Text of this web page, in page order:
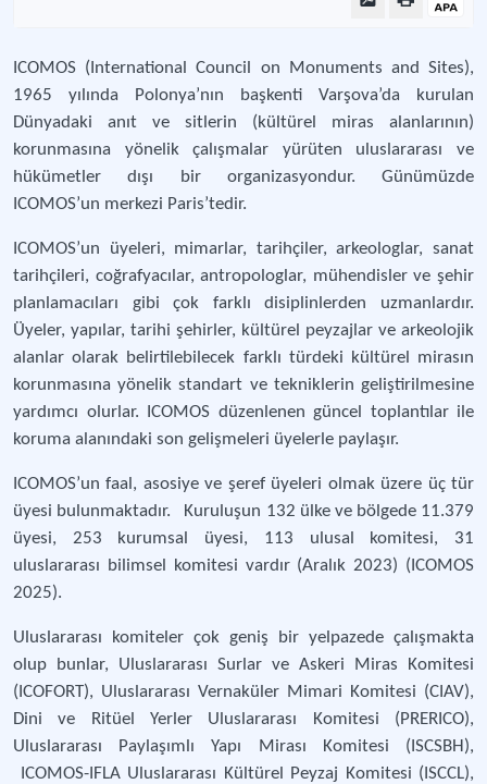
ICOMOS (International Council on Monuments and Sites),
1965 yılında Polonya’nın başkenti Varşova’da kurulan
Dünyadaki anıt ve sitlerin (kültürel miras alanlarının)
korunmasına yönelik çalışmalar yürüten uluslararası ve
hükümetler dışı bir organizasyondur. Günümüzde
ICOMOS’un merkezi Paris’tedir.
ICOMOS’un üyeleri, mimarlar, tarihçiler, arkeologlar, sanat
tarihçileri, coğrafyacılar, antropologlar, mühendisler ve şehir
planlamacıları gibi çok farklı disiplinlerden uzmanlardır.
Üyeler, yapılar, tarihi şehirler, kültürel peyzajlar ve arkeolojik
alanlar olarak belirtilebilecek farklı türdeki kültürel mirasın
korunmasına yönelik standart ve tekniklerin geliştirilmesine
yardımcı olurlar. ICOMOS düzenlenen güncel toplantılar ile
koruma alanındaki son gelişmeleri üyelerle paylaşır.
ICOMOS’un faal, asosiye ve şeref üyeleri olmak üzere üç tür
üyesi bulunmaktadır. Kuruluşun 132 ülke ve bölgede 11.379
üyesi, 253 kurumsal üyesi, 113 ulusal komitesi, 31
uluslararası bilimsel komitesi vardır (Aralık 2023) (ICOMOS
2025).
Uluslararası komiteler çok geniş bir yelpazede çalışmakta
olup bunlar, Uluslararası Surlar ve Askeri Miras Komitesi
(ICOFORT), Uluslararası Vernaküler Mimari Komitesi (CIAV),
Dini ve Ritüel Yerler Uluslararası Komitesi (PRERICO),
Uluslararası Paylaşımlı Yapı Mirası Komitesi (ISCSBH),
ICOMOS-IFLA Uluslararası Kültürel Peyzaj Komitesi (ISCCL),